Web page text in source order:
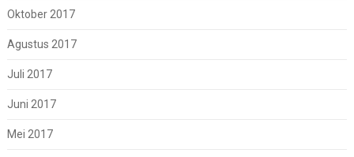
Oktober 2017
Agustus 2017
Juli 2017
Juni 2017
Mei 2017